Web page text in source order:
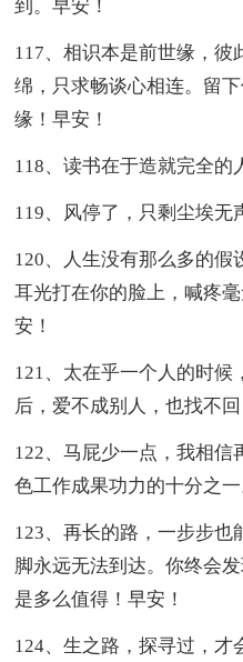
到。早安！
117、相识本是前世缘，彼
绵，只求畅谈心相连。留
缘！早安！
118、读书在于造就完全的
119、风停了，只剩尘埃无
120、人生没有那么多的假
耳光打在你的脸上，喊疼
安！
121、太在乎一个人的时候
后，爱不成别人，也找不回
122、马屁少一点，我相信
色工作成果功力的十分之一
123、再长的路，一步步也
脚永远无法到达。你终会
是多么值得！早安！
124、生之路，探寻过，才